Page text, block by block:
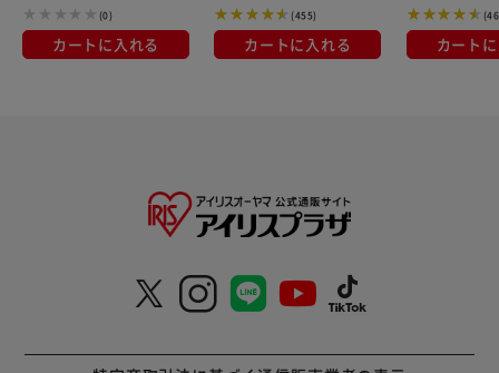
(0)
カートに入れる
(455)
カートに入れる カート